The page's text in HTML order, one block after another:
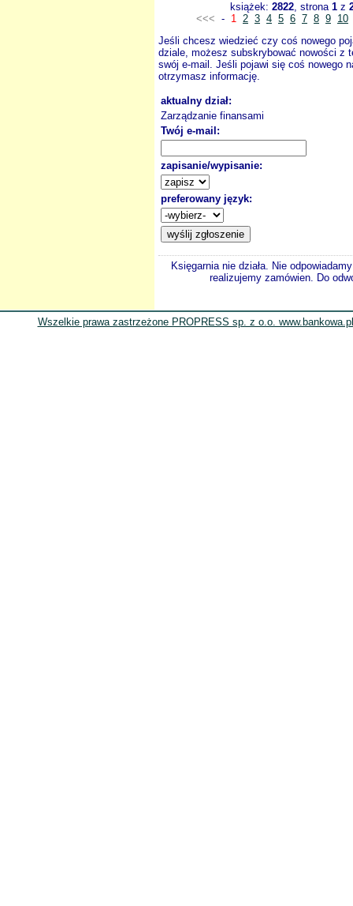
książek: 2822, strona 1 z
<<< - 1 2 3 4 5 6 7 8 9 10
Jeśli chcesz wiedzieć czy coś nowego
dziale, możesz subskrybować nowości z
swój e-mail. Jeśli pojawi się coś nowego
otrzymasz informację.
aktualny dział:
Zarządzanie finansami
Twój e-mail:
zapisanie/wypisanie:
preferowany język:
Księgarnia nie działa. Nie
realizujemy zamówien. Do
Wszelkie prawa zastrzeżone PROPRESS sp. z o.o.